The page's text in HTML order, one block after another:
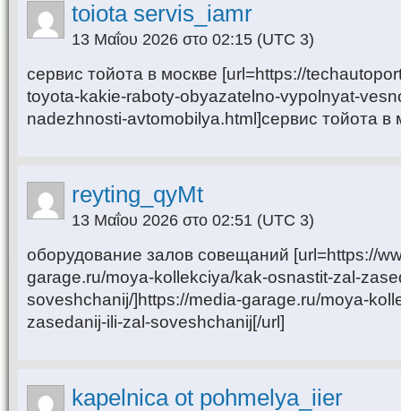
toiota servis_iamr
13 Μαΐου 2026 στο 02:15 (UTC 3)
сервис тойота в москве [url=https://
toyota-kakie-raboty-obyazatelno-vypolnyat-
nadezhnosti-avtomobilya.html]сервис тойота в
reyting_qyMt
13 Μαΐου 2026 στο 02:51 (UTC 3)
оборудование залов совещаний [url=https://
garage.ru/moya-kollekciya/kak-osnastit-zal-
soveshchanij/]https://media-garage.ru/moya-
zasedanij-ili-zal-soveshchanij[/url]
kapelnica ot pohmelya_iier